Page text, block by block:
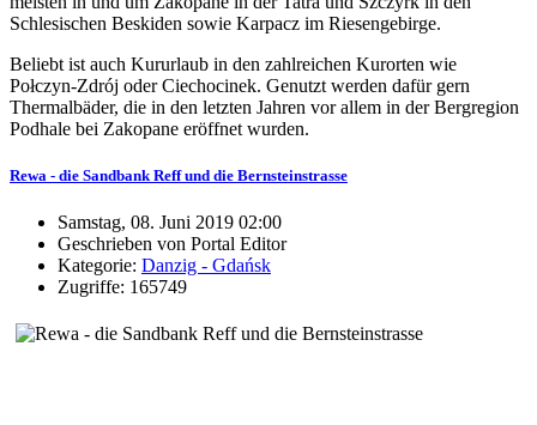
Schlesischen Beskiden sowie Karpacz im Riesengebirge.
Beliebt ist auch Kururlaub in den zahlreichen Kurorten wie
Połczyn-Zdrój oder Ciechocinek. Genutzt werden dafür gern
Thermalbäder, die in den letzten Jahren vor allem in der Bergregion
Podhale bei Zakopane eröffnet wurden.
Rewa - die Sandbank Reff und die Bernsteinstrasse
Samstag, 08. Juni 2019 02:00
Geschrieben von Portal Editor
Kategorie: Danzig - Gdańsk
Zugriffe: 165749